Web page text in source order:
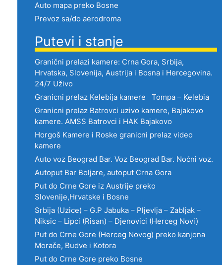
Auto mapa preko Bosne
Prevoz sa/do aerodroma
Putevi i stanje
Granični prelazi kamere: Crna Gora, Srbija,
Hrvatska, Slovenija, Austrija i Bosna i Hercegovina.
24/7 Uživo
Granicni prelaz Kelebija kamere Tompa – Kelebia
Granicni prelaz Batrovci uzivo kamere, Bajakovo
kamere. AMSS Batrovci i HAK Bajakovo
Horgoš Kamere i Roske granicni prelaz video
kamere
Auto voz Beograd Bar. Voz Beograd Bar. Noćni voz.
Autoput Bar Boljare, autoput Crna Gora
Put do Crne Gore iz Austrije preko
Slovenije,Hrvatske i Bosne
Srbija (Uzice) – G.P Jabuka – Pljevlja – Zabljak –
Niksic – Lipci (Risan) – Djenovici (Herceg Novi)
Put do Crne Gore (Herceg Novog) preko kanjona
Morače, Budve i Kotora
Put do Crne Gore preko Bosne